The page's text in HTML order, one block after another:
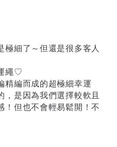
極細了～但還是很多客人
繩♡
精編而成的超極細幸運
是因為我們選擇較軟且
！但也不會輕易鬆開！不